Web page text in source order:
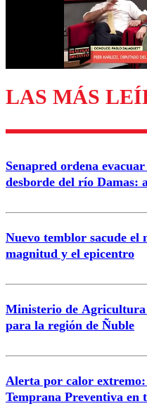
LAS MÁS
Senapred ordena
desborde del río Damas:
Nuevo temblor sacude el
magnitud y el epicentro
Ministerio de Agricultura
para la región de Ñuble
Alerta por calor
Temprana Preventiva en